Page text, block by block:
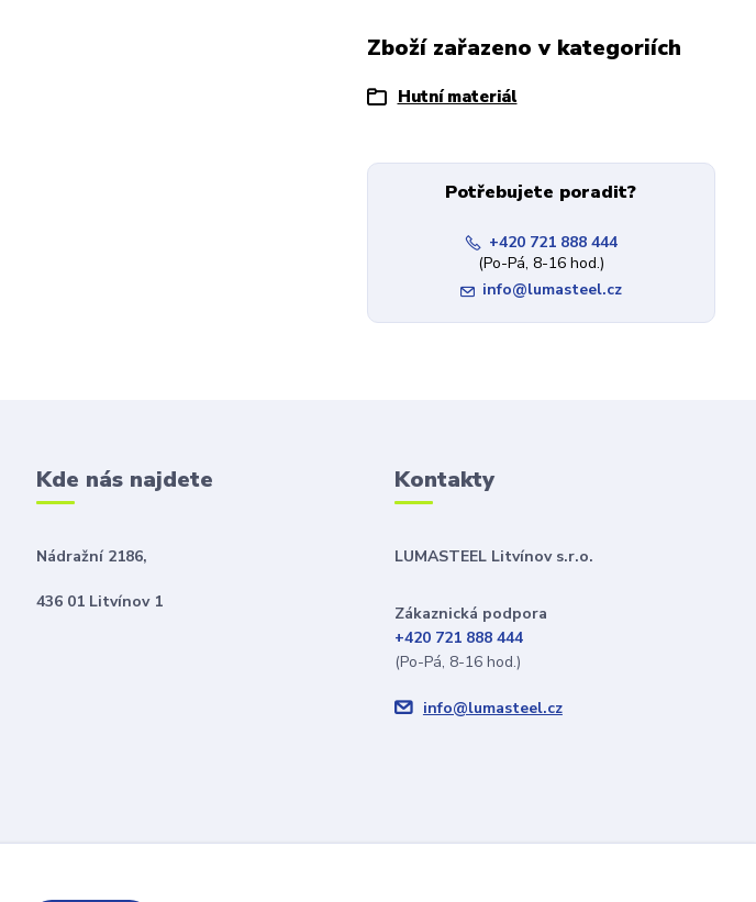
Zboží zařazeno v kategoriích
Hutní materiál
Potřebujete poradit?
+420 721 888 444
(Po-Pá, 8-16 hod.)
info@lumasteel.cz
Kde nás najdete
Nádražní 2186,
436 01 Litvínov 1
Kontakty
LUMASTEEL Litvínov s.r.o.
Zákaznická podpora
+420 721 888 444
(Po-Pá, 8-16 hod.)
info@lumasteel.cz